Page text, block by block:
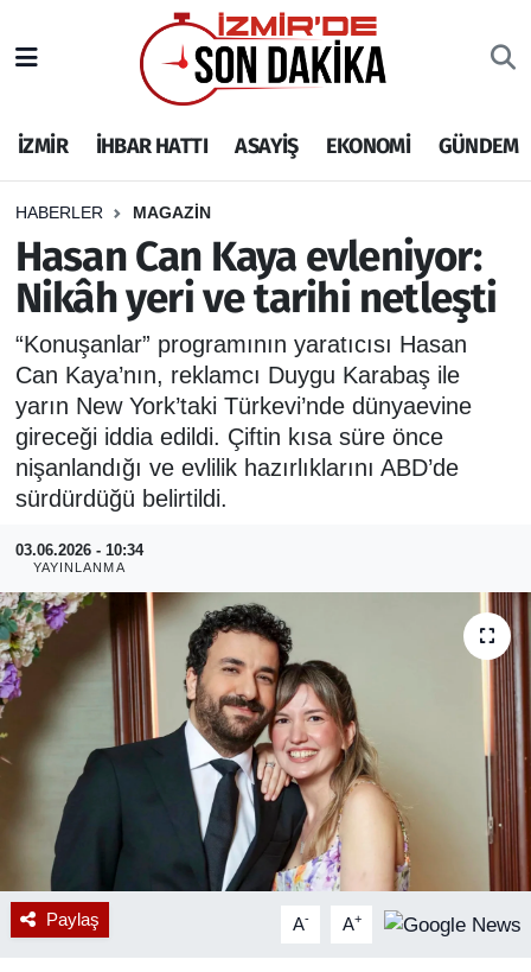
İZMİR İHBAR HATTI ASAYİŞ EKONOMİ GÜNDEM
HABERLER MAGAZİN
Hasan Can Kaya evleniyor:
Nikâh yeri ve tarihi netleşti
“Konuşanlar” programının yaratıcısı Hasan
Can Kaya’nın, reklamcı Duygu Karabaş ile
yarın New York’taki Türkevi’nde dünyaevine
gireceği iddia edildi. Çiftin kısa süre önce
nişanlandığı ve evlilik hazırlıklarını ABD’de
sürdürdüğü belirtildi.
03.06.2026 - 10:34
YAYINLANMA
Paylaş A- A+
İHBAR HATTI
DEPREM
GENEL
EKONOMİ
SİYASET
SPOR
ASAYİŞ
RESMİ REKLAM
İzmir Nöbetçi Eczaneler
İzmir Hava Durumu
İzmir Namaz Vakitleri
İzmir Trafik Yoğunluk Haritası
Puan Durumu ve Fikstür
Tüm Manşetler
Son Dakika Haberleri
Haber Arşivi